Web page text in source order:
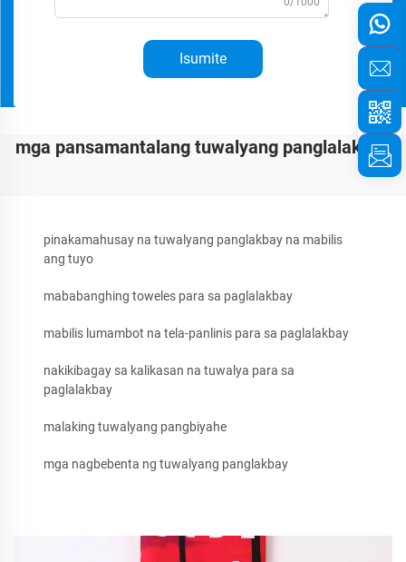
Isumite
mga pansamantalang tuwalyang panglalakbay
pinakamahusay na tuwalyang panglakbay na mabilis
ang tuyo
mababanghing toweles para sa paglalakbay
mabilis lumambot na tela-panlinis para sa paglalakbay
nakikibagay sa kalikasan na tuwalya para sa
paglalakbay
malaking tuwalyang pangbiyahe
mga nagbebenta ng tuwalyang panglakbay